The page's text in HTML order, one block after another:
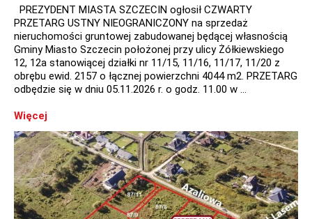
PREZYDENT MIASTA SZCZECIN ogłosił CZWARTY
PRZETARG USTNY NIEOGRANICZONY na sprzedaż
nieruchomości gruntowej zabudowanej będącej własnością
Gminy Miasto Szczecin położonej przy ulicy Żółkiewskiego
12, 12a stanowiącej działki nr 11/15, 11/16, 11/17, 11/20 z
obrębu ewid. 2157 o łącznej powierzchni 4044 m2. PRZETARG
odbędzie się w dniu 05.11.2026 r. o godz. 11.00 w …
Więcej